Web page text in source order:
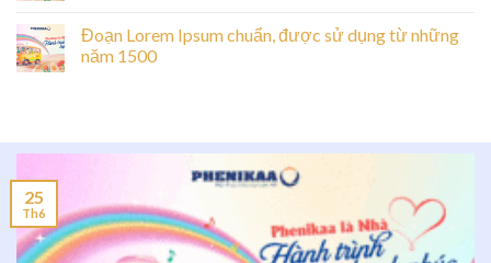
Đoạn Lorem Ipsum chuẩn, được sử dụng từ những
năm 1500
25
Th6